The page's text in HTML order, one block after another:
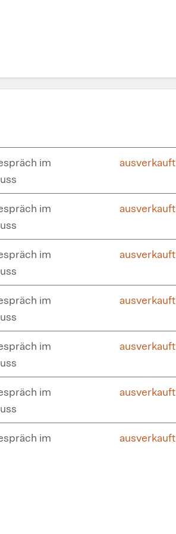
im
ausverkauft
im
ausverkauft
im
ausverkauft
im
ausverkauft
im
ausverkauft
im
ausverkauft
im
ausverkauft